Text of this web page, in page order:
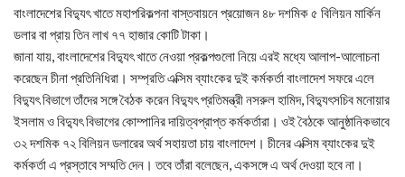
বাংলাদেশের বিদ্যুৎ খাতে মহাপরিকল্পনা বাস্তবায়নে প্রয়োজন ৪৮ দশমিক ৫ বিলিয়ন মার্কিন
ডলার বা প্রায় তিন লাখ ৭৭ হাজার কোটি টাকা।
জানা যায়, বাংলাদেশের বিদ্যুৎ খাতে নেওয়া প্রকল্পগুলো নিয়ে এরই মধ্যে আলাপ-আলোচনা
করেছেন চীনা প্রতিনিধিরা। সম্প্রতি এক্সিম ব্যাংকের দুই কর্মকর্তা বাংলাদেশ সফরে এলে
বিদ্যুৎ বিভাগে তাঁদের সঙ্গে বৈঠক করেন বিদ্যুৎ প্রতিমন্ত্রী নসরুল হামিদ, বিদ্যুৎসচিব মনোয়ার
ইসলাম ও বিদ্যুৎ বিভাগের কোম্পানির দায়িত্বপ্রাপ্ত কর্মকর্তারা। ওই বৈঠকে আনুষ্ঠানিকভাবে
৩২ দশমিক ৭২ বিলিয়ন ডলারের অর্থ সহায়তা চায় বাংলাদেশ। চীনের এক্সিম ব্যাংকের দুই
কর্মকর্তা এ প্রস্তাবে সম্মতি দেন। তবে তাঁরা বলেছেন, একসঙ্গে এ অর্থ দেওয়া হবে না।